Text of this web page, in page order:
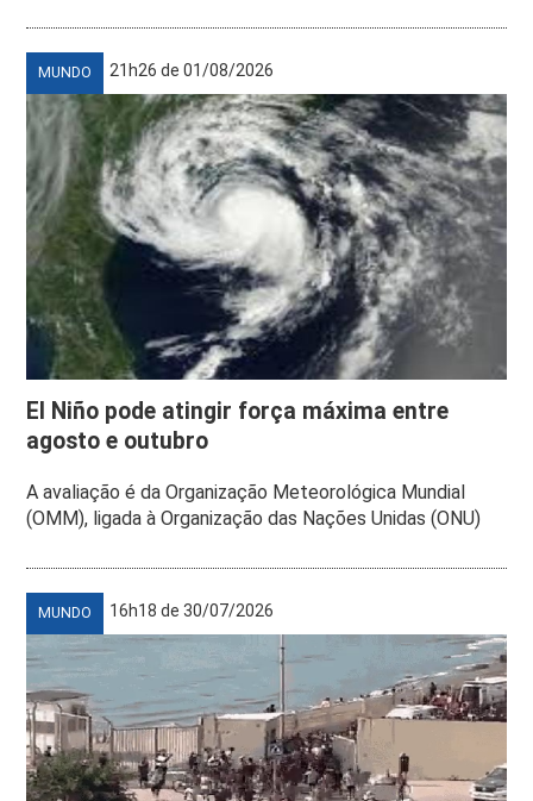
MUNDO 21h26 de 01/08/2026
El Niño pode atingir força máxima entre
agosto e outubro
A avaliação é da Organização Meteorológica Mundial
(OMM), ligada à Organização das Nações Unidas (ONU)
MUNDO 16h18 de 30/07/2026